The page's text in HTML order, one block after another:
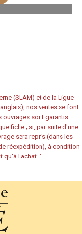
(SLAM) et de la Ligue
nos ventes se font
ouvrages sont garantis
fiche ; si, par suite d'une
sera repris (dans les
réexpédition), à condition
qu'à l'achat. "